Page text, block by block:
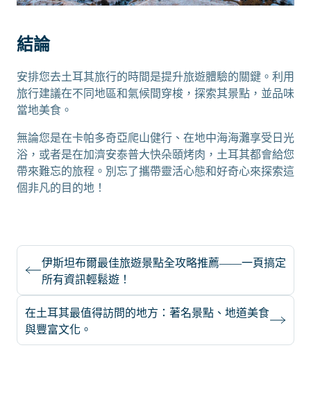
結論
安排您去土耳其旅行的時間是提升旅遊體驗的關鍵。利用
旅行建議在不同地區和氣候間穿梭，探索其景點，並品味
當地美食。
無論您是在卡帕多奇亞爬山健行、在地中海海灘享受日光
浴，或者是在加濟安泰普大快朵頤烤肉，土耳其都會給您
帶來難忘的旅程。別忘了攜帶靈活心態和好奇心來探索這
個非凡的目的地！
伊斯坦布爾最佳旅遊景點全攻略推薦——一頁搞定
所有資訊輕鬆遊！
在土耳其最值得訪問的地方：著名景點、地道美食
與豐富文化。